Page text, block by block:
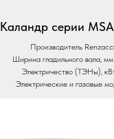
Каландр серии
Производитель Renzacci
Ширина гладильного вала,
Электричество (ТЭНы),
Электрические и газовые